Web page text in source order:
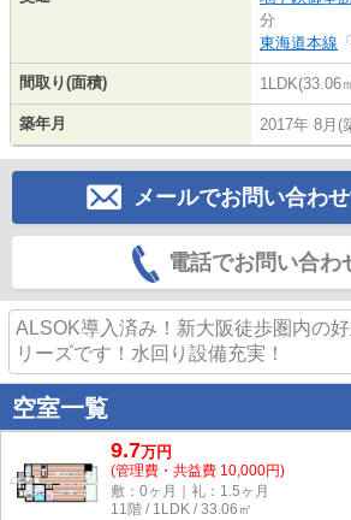
分
東海道本線 「
間取り(面積) 1LDK(33.06
築年月 2017年 8月(
メールでお問い合わ
電話でお問い合わ
ALSOK導入済み！新大阪徒歩圏内の
リーズです！水回り設備充実！
空室一覧
9.7万円
(管理費・共益費 10,000円)
敷：0ヶ月｜礼：1.5ヶ月
11階 / 1LDK / 33.06㎡